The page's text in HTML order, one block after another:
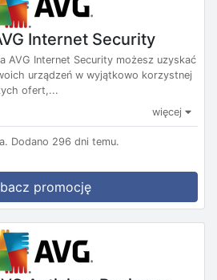
Internet Security
AVG Internet Security możesz uzyskać
urządzeń w wyjątkowo korzystnej
ofert,...
więcej
Dodano 296 dni temu.
promocję